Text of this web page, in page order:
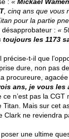
, cinq ans que vous
pour la partie
désapprobateur : «
toujours les 1173
précise-t-il que
dure, non pas
procureure,
ans, je vous les
ce n’est pas la CGT
Titan. Mais sur cet
Clark ne reviendra
une ultime